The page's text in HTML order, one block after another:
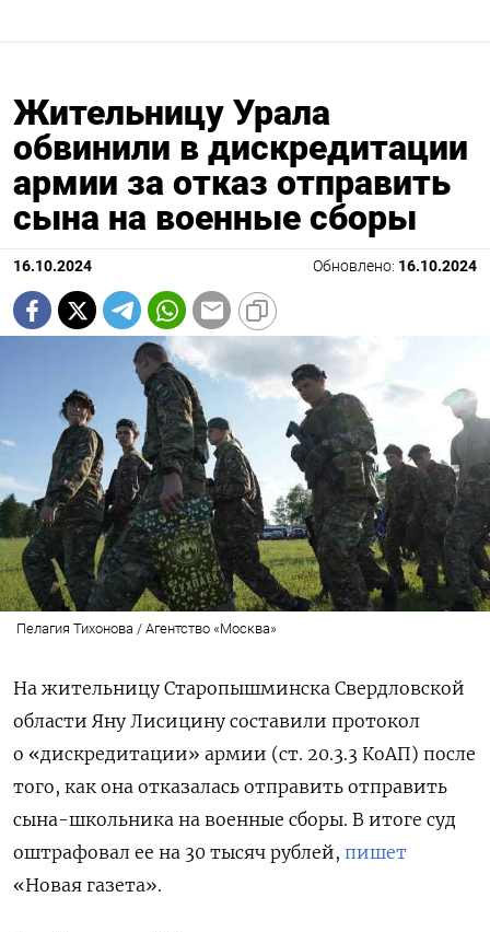
Жительницу Урала
обвинили в дискредитации
армии за отказ отправить
сына на военные сборы
16.10.2024 Обновлено: 16.10.2024
Пелагия Тихонова / Агентство «Москва»
На жительницу Старопышминска Свердловской
области Яну Лисицину составили протокол
о «дискредитации» армии (ст. 20.3.3 КоАП) после
того, как она отказалась отправить отправить
сына-школьника на военные сборы. В итоге суд
оштрафовал ее на 30 тысяч рублей, пишет
«Новая газета».